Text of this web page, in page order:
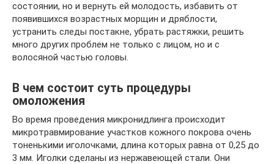
состоянии, но и вернуть ей молодость, избавить от
появившихся возрастных морщин и дряблости,
устранить следы постакне, убрать растяжки, решить
много других проблем не только с лицом, но и с
волосяной частью головы.
В чем состоит суть процедуры
омоложения
Во время проведения микронидлинга происходит
микротравмирование участков кожного покрова очень
тоненькими иголочками, длина которых равна от 0,25 до
3 мм. Иголки сделаны из нержавеющей стали. Они